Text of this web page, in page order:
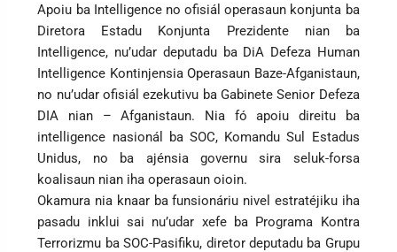
Apoiu ba Intelligence no ofisiál operasaun konjunta ba
Diretora Estadu Konjunta Prezidente nian ba
Intelligence, nu’udar deputadu ba DiA Defeza Human
Intelligence Kontinjensia Operasaun Baze-Afganistaun,
no nu’udar ofisiál ezekutivu ba Gabinete Senior Defeza
DIA nian – Afganistaun. Nia fó apoiu direitu ba
intelligence nasionál ba SOC, Komandu Sul Estadus
Unidus, no ba ajénsia governu sira seluk-forsa
koalisaun nian iha operasaun oioin.
Okamura nia knaar ba funsionáriu nivel estratéjiku iha
pasadu inklui sai nu’udar xefe ba Programa Kontra
Terrorizmu ba SOC-Pasifiku, diretor deputadu ba Grupu